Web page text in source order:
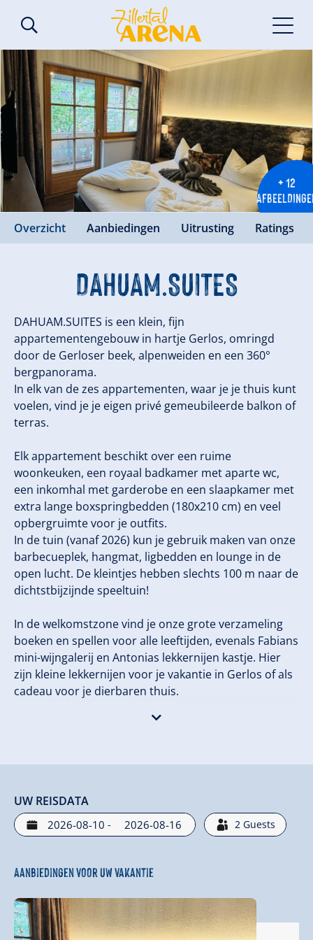
+ 12
Overzicht Aanbiedingen Uitrusting Ratings
DAHUAM.SUITES
DAHUAM.SUITES is een klein, fijn
appartementengebouw in hartje Gerlos, omringd
door de Gerloser beek, alpenweiden en een 360°
bergpanorama.
In elk van de zes appartementen, waar je je thuis kunt
voelen, vind je je eigen privé gemeubileerde balkon of
terras.
Elk appartement beschikt over een ruime
woonkeuken, een royaal badkamer met aparte wc,
een inkomhal met garderobe en een slaapkamer met
extra lange boxspringbedden (180x210 cm) en veel
opbergruimte voor je outfits.
In de tuin (vanaf 2026) kun je gebruik maken van onze
barbecueplek, hangmat, ligbedden en lounge in de
open lucht. De kleintjes hebben slechts 100 m naar de
dichtstbijzijnde speeltuin!
In de welkomstzone vind je onze grote verzameling
boeken en spellen voor alle leeftijden, evenals Fabians
mini-wijngalerij en Antonias lekkernijen kastje. Hier
zijn kleine lekkernijen voor je vakantie in Gerlos of als
cadeau voor je dierbaren thuis.
Wijzelf zijn genotzoekers en hebben daarom met veel
Wie de perfect uitgeruste keuken toch kan weerstaan,
ligt.
In de winter geniet je bij ons van ski-in ski-plezier,
aangezien we direct aan de dalafgang van Gerlos
UW REISDATA
- 2 Guests
Aanbiedingen voor uw vakantie